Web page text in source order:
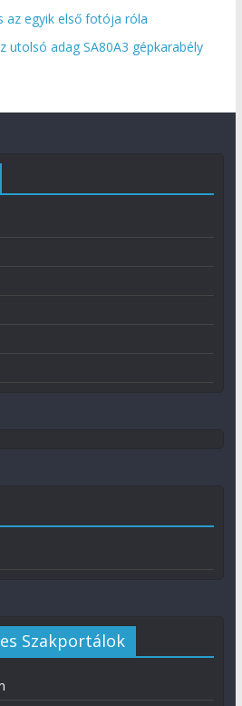
az egyik első fotója róla
utolsó adag SA80A3 gépkarabély
Szakportálok